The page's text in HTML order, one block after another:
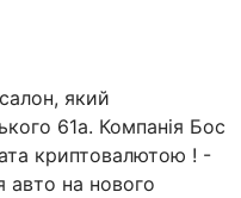
який
61а. Компанія Бос
криптовалютою ! -
на нового